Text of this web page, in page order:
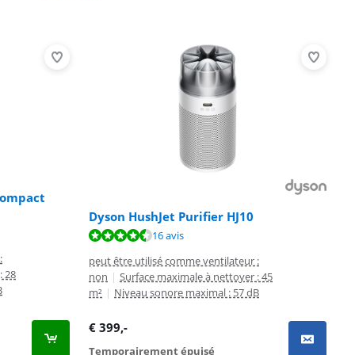
28
Dyson HushJet Purifier HJ10
16 avis
peut être utilisé comme ventilateur :
non | Surface maximale à nettoyer : 45
m² | Niveau sonore maximal : 57 dB
€ 399,-
Temporairement épuisé